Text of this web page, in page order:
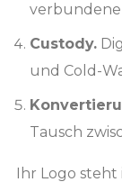
verbundene
Custody.
und Cold-
Tausch
Ihr Logo